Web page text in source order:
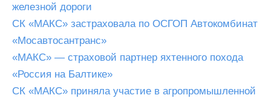
железной дороги
СК «МАКС» застраховала по ОСГОП Автокомбинат
«Мосавтосантранс»
«МАКС» — страховой партнер яхтенного похода
«Россия на Балтике»
СК «МАКС» приняла участие в агропромышленной